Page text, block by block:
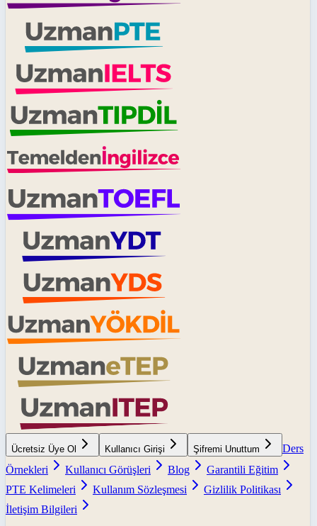
Ücretsiz Üye Ol Kullanıcı Girişi Şifremi Unuttum
Ders
Örnekleri
Kullanıcı Görüşleri Blog
Garantili Eğitim
PTE Kelimeleri
Kullanım Sözleşmesi
Gizlilik Politikası
İletişim Bilgileri